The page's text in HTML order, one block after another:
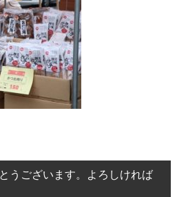
うございます。よろしければ